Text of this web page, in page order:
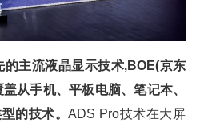
主流液晶显示技术,BOE(京东
从手机、平板电脑、笔记本、
的技术。ADS Pro技术在大屏